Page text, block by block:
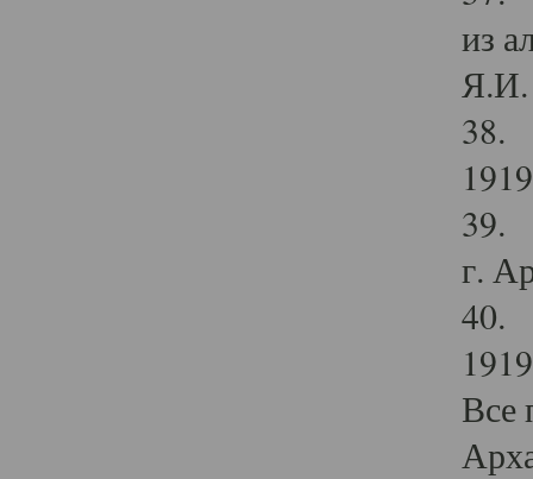
из
Я.И.
38.
39.
г.
40.
Все